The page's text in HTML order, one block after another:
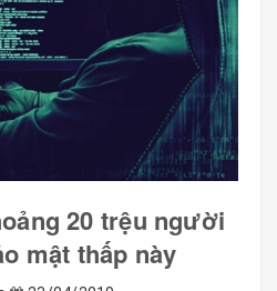
20 trệu người
mật thấp này